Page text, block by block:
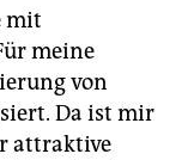
mit
meine
von
Da ist mir
attraktive